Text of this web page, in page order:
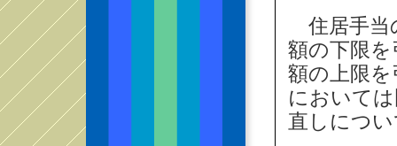
住居手当
額の下限
額の上限
において
直しにつ